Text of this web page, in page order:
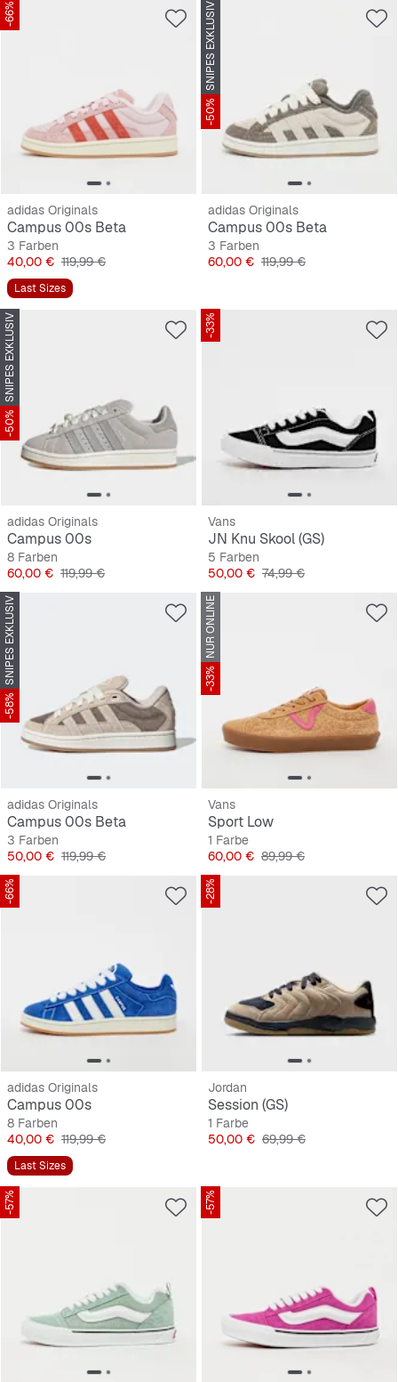
-66%
adidas Originals
Campus 00s Beta
3 Farben
Preis
40,00 € Originalpreis
119,99 €
Last Sizes
SNIPES EXKLUSIV
-50%
adidas Originals
Campus 00s Beta
3 Farben
Preis
60,00 € Originalpreis
119,99 €
SNIPES EXKLUSIV
-50%
adidas Originals
Campus 00s
8 Farben
Preis
60,00 € Originalpreis
119,99 €
-33%
Vans
JN Knu Skool (GS)
5 Farben
Preis
50,00 € Originalpreis
74,99 €
SNIPES EXKLUSIV
-58%
adidas Originals
Campus 00s Beta
3 Farben
Preis
50,00 € Originalpreis
119,99 €
NUR ONLINE
-33%
Vans
Sport Low
1 Farbe
Preis
60,00 € Originalpreis
89,99 €
-66%
adidas Originals
Campus 00s
8 Farben
Preis
40,00 € Originalpreis
119,99 €
Last Sizes
-28%
Jordan
Session (GS)
1 Farbe
Preis
50,00 € Originalpreis
69,99 €
-57% -57%